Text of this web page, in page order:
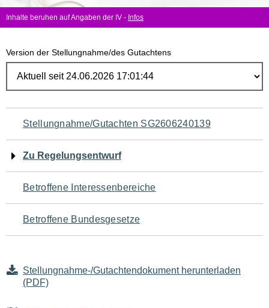
Inhalte beruhen auf Angaben der IV - Infos
Version der Stellungnahme/des Gutachtens
Navigation
für
den
Seiteninhalt
Stellungnahme/Gutachten SG2606240139
Zu Regelungsentwurf
Betroffene Interessenbereiche
Betroffene Bundesgesetze
Stellungnahme-/Gutachtendokument herunterladen
(PDF)